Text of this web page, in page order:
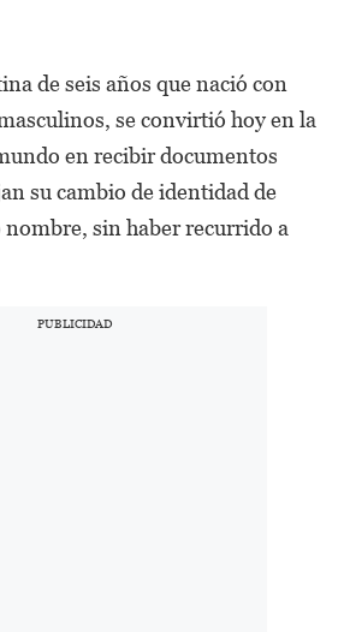
de seis años que nació con
se convirtió hoy en la
en recibir documentos
su cambio de identidad de
nombre, sin haber recurrido a